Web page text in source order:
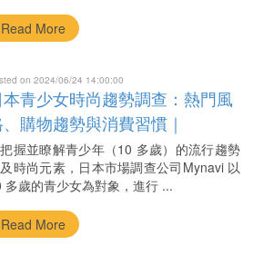
Read More
on 2024/06/24 14:00:00
本青少女時尚趨勢調查：熱門風
購物趨勢與消費習慣｜
跨境網紅行銷
握並瞭解青少年（10 多歲）的流行趨勢
時尚元素，日本市場調查公司Mynavi 以
多歲的青少女為對象，進行 ...
Read More